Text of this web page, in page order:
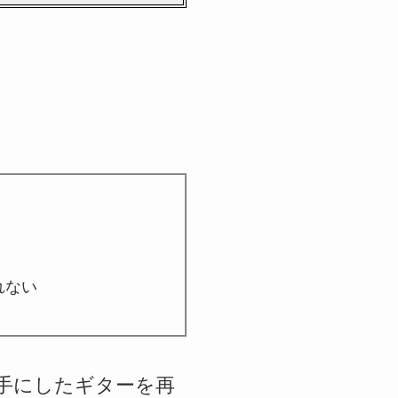
ない
にしたギターを再